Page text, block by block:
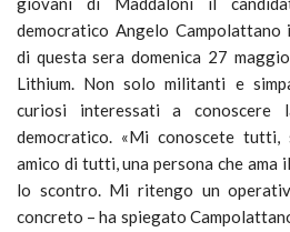
democratico Angelo Campolattano
di questa sera domenica 27
Lithium. Non solo militanti e
curiosi interessati a
democratico. «Mi conoscete tutti,
amico di tutti, una persona che ama
lo scontro. Mi ritengo un
concreto – ha spiegato